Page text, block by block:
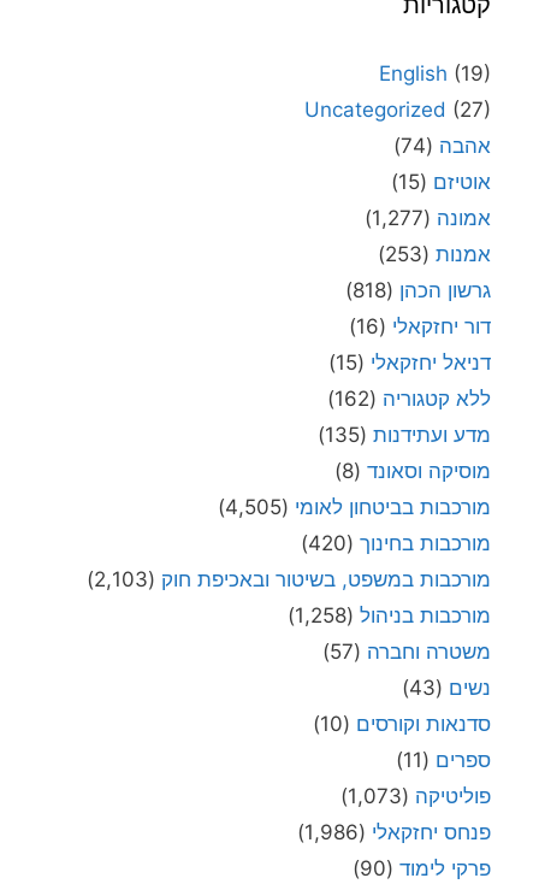
English (19)
Uncategorized (27)
אהבה (74)
אוטיזם (15)
אמונה (1,277)
אמנות (253)
גרשון הכהן (818)
דור יחזקאלי (16)
דניאל יחזקאלי (15)
ללא קטגוריה (162)
מדע ועתידנות (135)
מוסיקה וסאונד (8)
מורכבות בביטחון לאומי (4,505)
מורכבות בחינוך (420)
מורכבות במשפט, בשיטור ובאכיפת חוק (2,103)
מורכבות בניהול (1,258)
משטרה וחברה (57)
נשים (43)
סדנאות וקורסים (10)
ספרים (11)
פוליטיקה (1,073)
פנחס יחזקאלי (1,986)
פרקי לימוד (90)